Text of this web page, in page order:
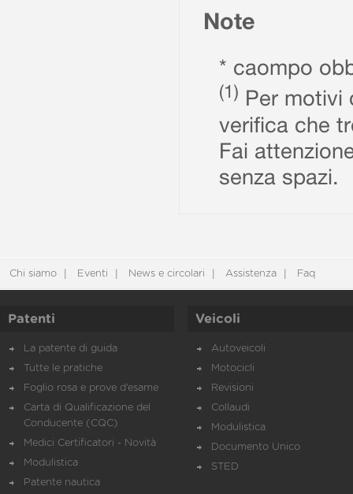
Note
* caompo
(1) Per motivi
verifica che
Fai
senza spazi.
Chi siamo Eventi News e circolari Assistenza Faq
Patenti
La patente di guida
Tutte le pratiche
Foglio rosa e prove d’esame
Carta di Qualificazione del
Conducente (CQC)
Medici Certificatori - Novità
Modulistica
Patente nautica
Veicoli
Autoveicoli
Motocicli
Revisioni
Collaudi
Modulistica
Documento Unico
STED